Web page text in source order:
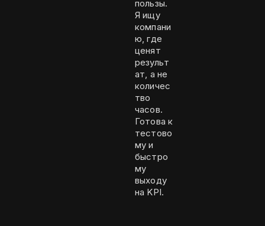
пользы.
Я ищу
компани
ю, где
ценят
результ
ат, а не
количес
тво
часов.
Готова к
тестово
му и
быстро
му
выходу
на KPI.